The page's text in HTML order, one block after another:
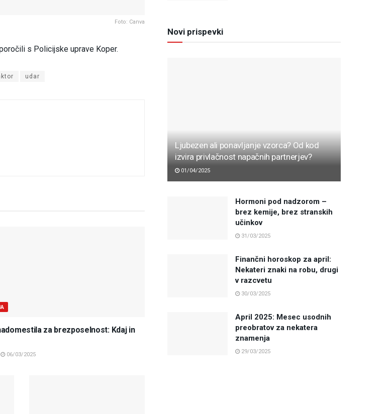
Foto: Canva
s Policijske uprave Koper.
udar
za brezposelnost: Kdaj in
06/03/2025
Novi prispevki
Ljubezen ali ponavljanje vzorca? Od kod
izvira privlačnost napačnih partnerjev?
01/04/2025
Hormoni pod nadzorom –
brez kemije, brez stranskih
učinkov
31/03/2025
Finančni horoskop za april:
Nekateri znaki na robu, drugi
v razcvetu
30/03/2025
April 2025: Mesec usodnih
preobratov za nekatera
znamenja
29/03/2025